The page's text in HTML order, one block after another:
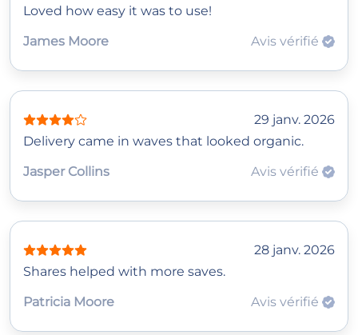
Loved how easy it was to use!
James Moore
Avis vérifié
29 janv. 2026
Delivery came in waves that looked organic.
Jasper Collins
Avis vérifié
28 janv. 2026
Shares helped with more saves.
Patricia Moore
Avis vérifié